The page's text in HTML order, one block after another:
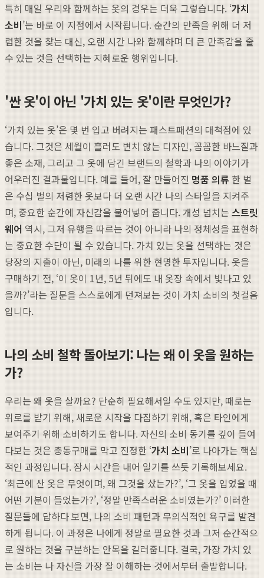
특히 매일 우리와 함께하는 옷의 경우는 더욱 그렇습니다. ‘가치
소비’는 바로 이 지점에서 시작됩니다. 순간의 만족을 위해 더 저
렴한 것을 찾는 대신, 오랜 시간 나와 함께하며 더 큰 만족감을 줄
수 있는 것을 선택하는 지혜로운 행위입니다.
'싼 옷'이 아닌 '가치 있는 옷'이란 무엇인가?
‘가치 있는 옷’은 몇 번 입고 버려지는 패스트패션의 대척점에 있
습니다. 그것은 세월이 흘러도 변치 않는 디자인, 꼼꼼한 바느질과
좋은 소재, 그리고 그 옷에 담긴 브랜드의 철학과 나의 이야기가
어우러진 결과물입니다. 예를 들어, 잘 만들어진 명품 의류 한 벌
은 수십 벌의 저렴한 옷보다 더 오랜 시간 나의 스타일을 지켜주
며, 중요한 순간에 자신감을 불어넣어 줍니다. 개성 넘치는 스트릿
웨어 역시, 그저 유행을 따르는 것이 아니라 나의 정체성을 표현하
는 중요한 수단이 될 수 있습니다. 가치 있는 옷을 선택하는 것은
당장의 지출이 아닌, 미래의 나를 위한 현명한 투자입니다. 옷을
구매하기 전, ‘이 옷이 1년, 5년 뒤에도 내 옷장 속에서 빛나고 있
을까?’라는 질문을 스스로에게 던져보는 것이 가치 소비의 첫걸음
입니다.
나의 소비 철학 돌아보기: 나는 왜 이 옷을 원하는
가?
우리는 왜 옷을 살까요? 단순히 필요해서일 수도 있지만, 때로는
위로를 받기 위해, 새로운 시작을 다짐하기 위해, 혹은 타인에게
보여주기 위해 소비하기도 합니다. 자신의 소비 동기를 깊이 들여
다보는 것은 충동구매를 막고 진정한 ‘가치 소비’로 나아가는 핵심
적인 과정입니다. 잠시 시간을 내어 일기를 쓰듯 기록해보세요.
‘최근에 산 옷은 무엇이며, 왜 그것을 샀는가?’, ‘그 옷을 입었을 때
어떤 기분이 들었는가?’, ‘정말 만족스러운 소비였는가?’ 이러한
질문들에 답하다 보면, 나의 소비 패턴과 무의식적인 욕구를 발견
하게 됩니다. 이 과정은 나에게 정말로 필요한 것과 그저 순간적으
로 원하는 것을 구분하는 안목을 길러줍니다. 결국, 가장 가치 있
는 소비는 나 자신을 가장 잘 이해하는 것에서부터 출발합니다.